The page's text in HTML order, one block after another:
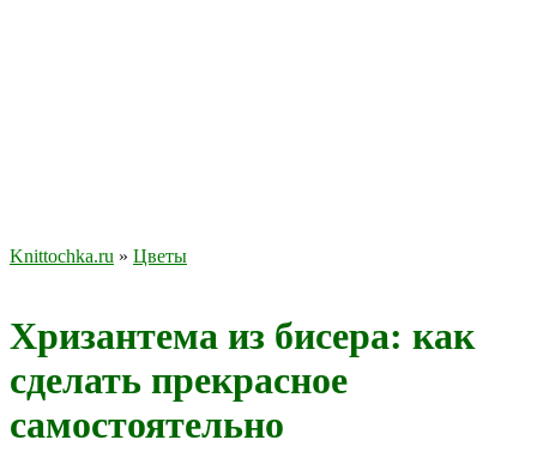
Knittochka.ru » Цветы
Хризантема из бисера: как
сделать прекрасное
самостоятельно